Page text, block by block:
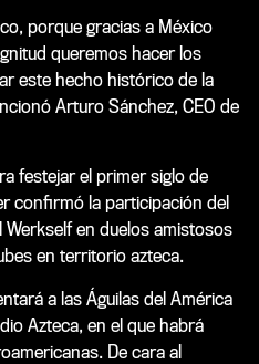
porque gracias a México
queremos hacer los
este hecho histórico de la
Arturo Sánchez, CEO de
festejar el primer siglo de
confirmó la participación del
en duelos amistosos
en territorio azteca.
a las Águilas del América
Azteca, en el que habrá
De cara al